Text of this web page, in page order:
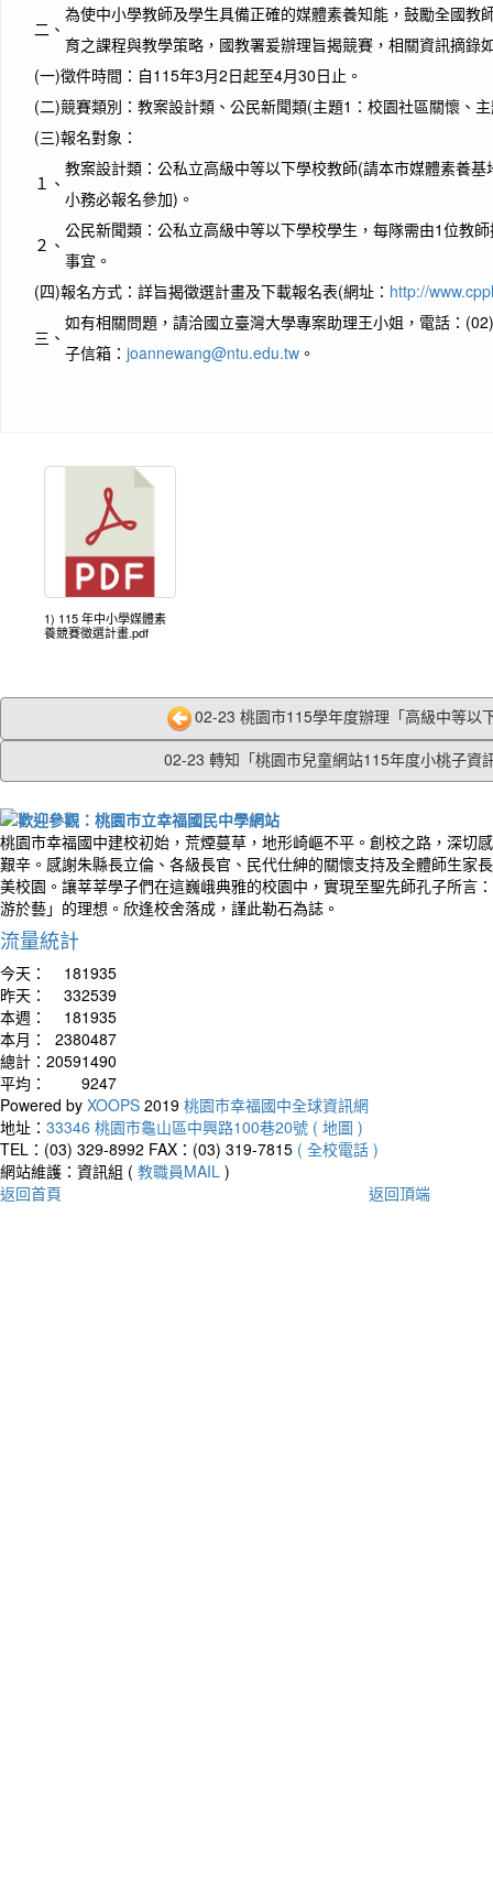
二、
為使中小學教師及學生具備正確的媒體素養知能，鼓勵全國教
育之課程與教學策略，國教署爰辦理旨揭競賽，相關資訊摘錄
(一)徵件時間：自115年3月2日起至4月30日止。
(二)競賽類別：教案設計類、公民新聞類(主題1：校園社區關懷、
(三)報名對象：
１、
教案設計類：公私立高級中等以下學校教師(請本市媒體素養
小務必報名參加)。
２、
公民新聞類：公私立高級中等以下學校學生，每隊需由1位教
事宜。
(四)報名方式：詳旨揭徵選計畫及下載報名表(網址： http://
三、
如有相關問題，請洽國立臺灣大學專案助理王小姐，電話：
子信箱： joannewang@ntu.edu.tw 。
1) 115 年中小學媒體素
養競賽徵選計畫.pdf
02-23 桃園市115學年度辦理「高級中等以
02-23 轉知「桃園市兒童網站115年度小桃子資
桃園市幸福國中建校初始，荒煙蔓草，地形崎嶇不平。創校之路，深切
艱辛。感謝朱縣長立倫、各級長官、民代仕紳的關懷支持及全體師生家
美校園。讓莘莘學子們在這巍峨典雅的校園中，實現至聖先師孔子所言
游於藝」的理想。欣逢校舍落成，謹此勒石為誌。
流量統計
今天：
181935
昨天：
332539
本週：
181935
本月：
2380487
總計： 20591490
平均：
9247
Powered by XOOPS 2019 桃園市幸福國中全球資訊網
地址： 33346 桃園市龜山區中興路100巷20號 ( 地圖 )
TEL：(03) 329-8992 FAX：(03) 319-7815 ( 全校電話 )
網站維護：資訊組 ( 教職員MAIL )
返回首頁
返回頂端